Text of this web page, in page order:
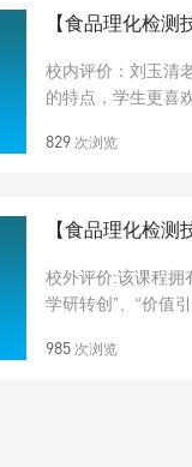
【食品理化检测
校内评价：刘玉清
的特点，学生更喜
829 次浏览
【食品理化检测
校外评价:该课程拥
学研转创”、“价值
985 次浏览